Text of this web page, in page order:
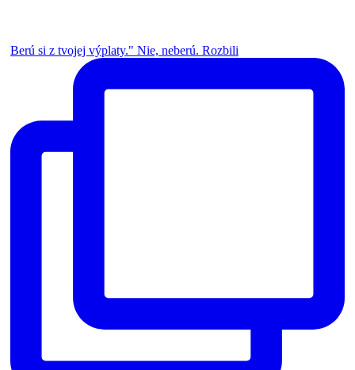
Berú si z tvojej výplaty." Nie, neberú. Rozbili